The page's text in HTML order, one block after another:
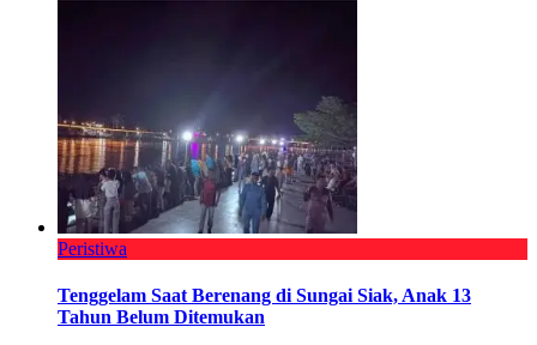
Peristiwa
Tenggelam Saat Berenang di Sungai Siak, Anak 13
Tahun Belum Ditemukan